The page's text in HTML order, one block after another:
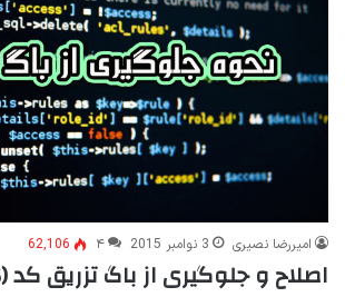
امیررضا نصیری 3 نوامبر 2015 ۴ 62,106
اصلاح و جلوگیری از باگ تزریق کد (XSS)